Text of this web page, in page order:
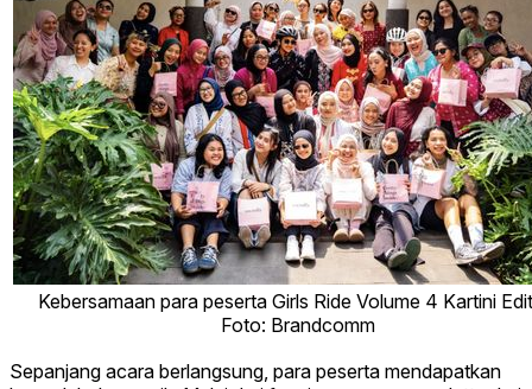
Kebersamaan para peserta Girls Ride Volume 4 Kartini
Foto: Brandcomm
Sepanjang acara berlangsung, para peserta mendapatkan